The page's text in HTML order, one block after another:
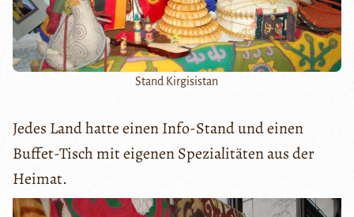
Stand Kirgisistan
Jedes Land hatte einen Info-Stand und einen
Buffet-Tisch mit eigenen Spezialitäten aus der
Heimat.